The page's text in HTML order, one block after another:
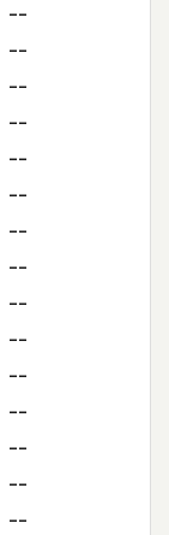
--
--
--
--
--
--
--
--
--
--
--
--
--
--
--